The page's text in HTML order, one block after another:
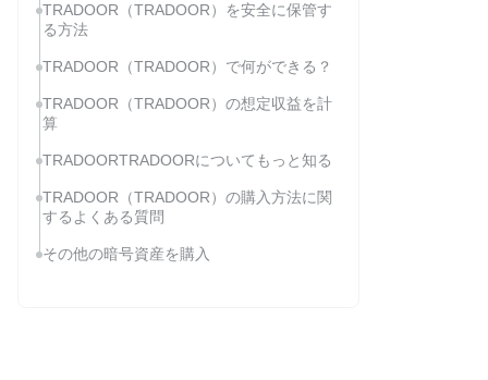
TRADOOR（TRADOOR）を安全に保管す
る方法
TRADOOR（TRADOOR）で何ができる？
TRADOOR（TRADOOR）の想定収益を計
算
TRADOORTRADOORについてもっと知る
TRADOOR（TRADOOR）の購入方法に関
するよくある質問
その他の暗号資産を購入